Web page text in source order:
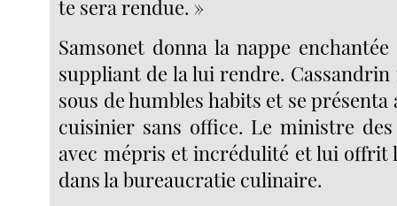
te sera rendue. »
Samsonet donna la nappe
suppliant de la lui rendre.
sous de humbles habits et se
cuisinier sans office. Le ministre
avec mépris et incrédulité et lui offrit
dans la bureaucratie culinaire.